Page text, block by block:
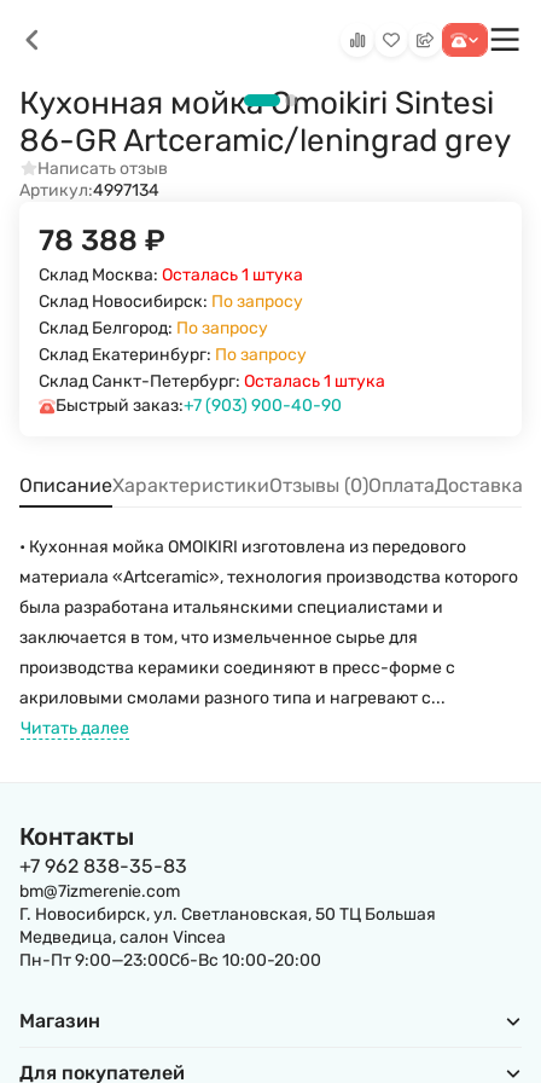
Кухонная мойка Omoikiri Sintesi
86-GR Artceramic/leningrad grey
Написать отзыв
Артикул:4997134
78 388 ₽
Склад Москва: Осталась 1 штука
Склад Новосибирск: По запросу
Склад Белгород: По запросу
Склад Екатеринбург: По запросу
Склад Санкт-Петербург: Осталась 1 штука
Быстрый заказ:+7 (903) 900-40-90
ОписаниеХарактеристикиОтзывы (0)ОплатаДоставка
• Кухонная мойка OMOIKIRI изготовлена из передового
материала «Artceramic», технология производства которого
была разработана итальянскими специалистами и
заключается в том, что измельченное сырье для
производства керамики соединяют в пресс-форме с
акриловыми смолами разного типа и нагревают с...
Читать далее
Контакты
+7 962 838-35-83
bm@7izmerenie.com
Г. Новосибирск, ул. Светлановская, 50 ТЦ Большая
Медведица, салон Vincea
Пн-Пт 9:00—23:00Сб-Вс 10:00-20:00
Магазин
Для покупателей